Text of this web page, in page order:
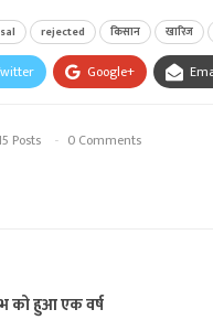
rejected किसान खारिज
Google+
Posts 0 Comments
को हुआ एक वर्ष